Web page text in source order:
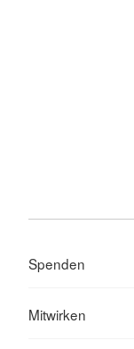
Spenden
Mitwirken